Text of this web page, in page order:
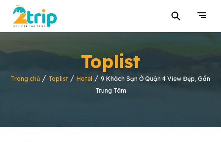
⚲
Toplist
Trang chủ / Toplist / Hotel / 9 Khách Sạn Ở Quận 4 View Đẹp, Gần
Trung Tâm